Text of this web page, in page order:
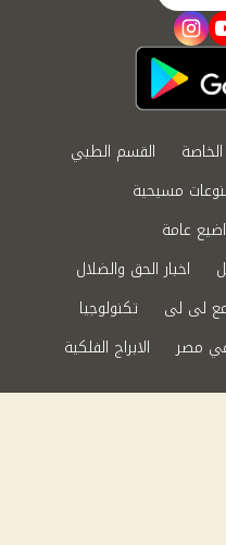
instagram
الخاصة
القسم الطبي
مسيحية
عامة
اخبار الحق والضلال
لى لى
تكنولوجيا
مصر
الابراج الفلكية